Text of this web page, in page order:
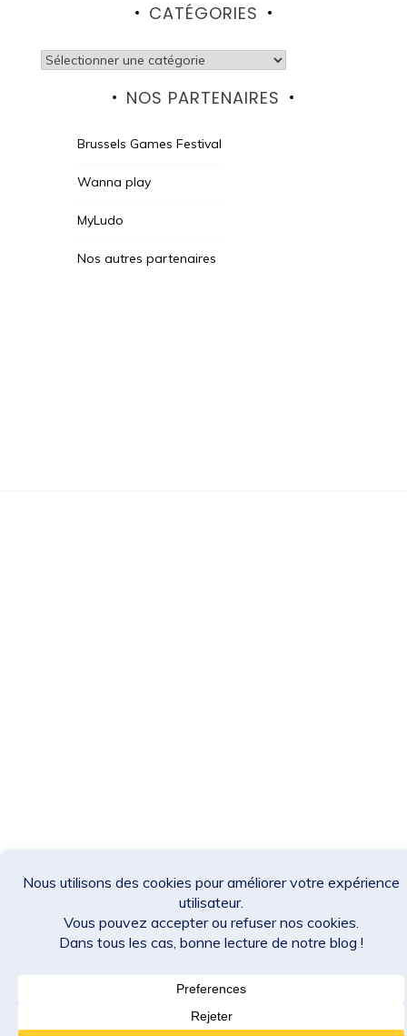
CATÉGORIES
Catégories
NOS PARTENAIRES
Brussels Games Festival
Wanna play
MyLudo
Nos autres partenaires